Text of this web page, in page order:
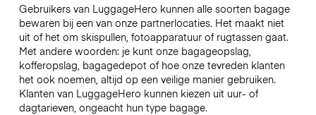
Gebruikers van LuggageHero kunnen alle soorten bagage
bewaren bij een van onze partnerlocaties. Het maakt niet
uit of het om skispullen, fotoapparatuur of rugtassen gaat.
Met andere woorden: je kunt onze bagageopslag,
kofferopslag, bagagedepot of hoe onze tevreden klanten
het ook noemen, altijd op een veilige manier gebruiken.
Klanten van LuggageHero kunnen kiezen uit uur- of
dagtarieven, ongeacht hun type bagage.